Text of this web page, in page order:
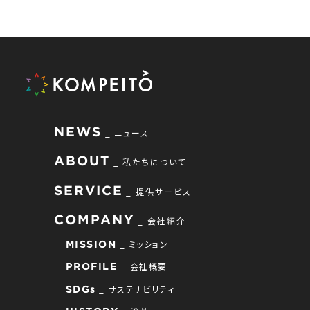
NEWS ニュース
ABOUT 私たちについて
SERVICE 提供サービス
COMPANY 会社紹介
MISSION ミッション
PROFILE 会社概要
SDGs サステナビリティ